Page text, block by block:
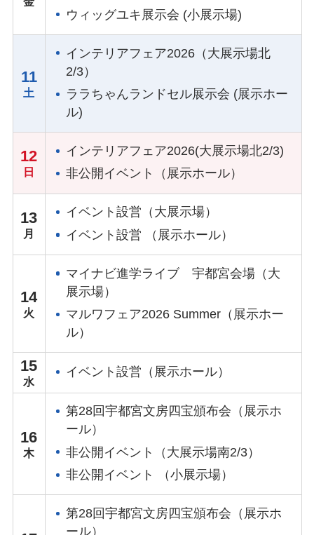
ウィッグユキ展示会 (小展示場)
11
インテリアフェア2026（大展示場北
2/3）
ララちゃんランドセル展示会 (展示ホー
ル)
12
インテリアフェア2026(大展示場北2/3)
非公開イベント（展示ホール）
13
イベント設営（大展示場）
イベント設営 （展示ホール）
14
マイナビ進学ライブ 宇都宮会場（大
展示場）
マルワフェア2026 Summer（展示ホー
ル）
15 イベント設営（展示ホール）
16
第28回宇都宮文房四宝頒布会（展示ホ
ール）
非公開イベント（大展示場南2/3）
非公開イベント （小展示場）
第28回宇都宮文房四宝頒布会（展示ホ
ール）